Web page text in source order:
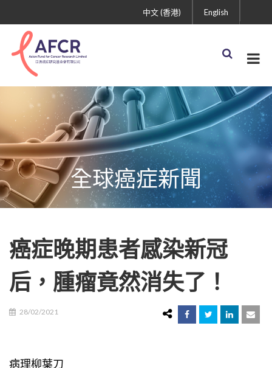
English
中文 (香港)
全球癌症新聞
癌症晚期患者感染新冠
后，腫瘤竟然消失了！
28/02/2021
病理柳葉刀